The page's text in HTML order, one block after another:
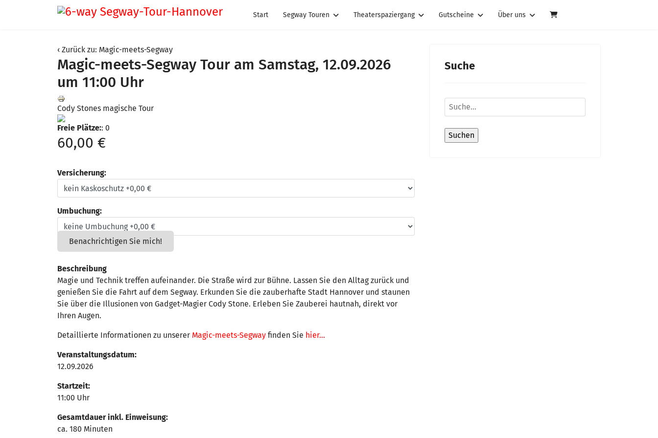
Start Segway Touren Theaterspaziergang Gutscheine Über uns
Zurück zu: Magic-meets-Segway
Magic-meets-Segway Tour am Samstag, 12.09.2026
um 11:00 Uhr
Cody Stones magische Tour
Freie Plätze:: 0
60,00 €
Versicherung:
Umbuchung:
Benachrichtigen Sie mich!
Beschreibung
Magie und Technik treffen aufeinander. Die Straße wird zur Bühne. Lassen Sie den Alltag zurück und
genießen Sie die Fahrt auf dem Segway. Erkunden Sie die zauberhafte Stadt Hannover und staunen
Sie über die Illusionen von Gadget-Magier Cody Stone. Erleben Sie Zauberei hautnah, direkt vor
Ihren Augen.
Detaillierte Informationen zu unserer Magic-meets-Segway finden Sie hier...
Veranstaltungsdatum:
12.09.2026
Startzeit:
11:00 Uhr
Gesamtdauer inkl. Einweisung:
ca. 180 Minuten
Suche